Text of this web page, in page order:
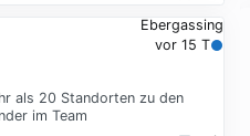
Ebergassing
vor 15 T
als 20 Standorten zu den
im Team